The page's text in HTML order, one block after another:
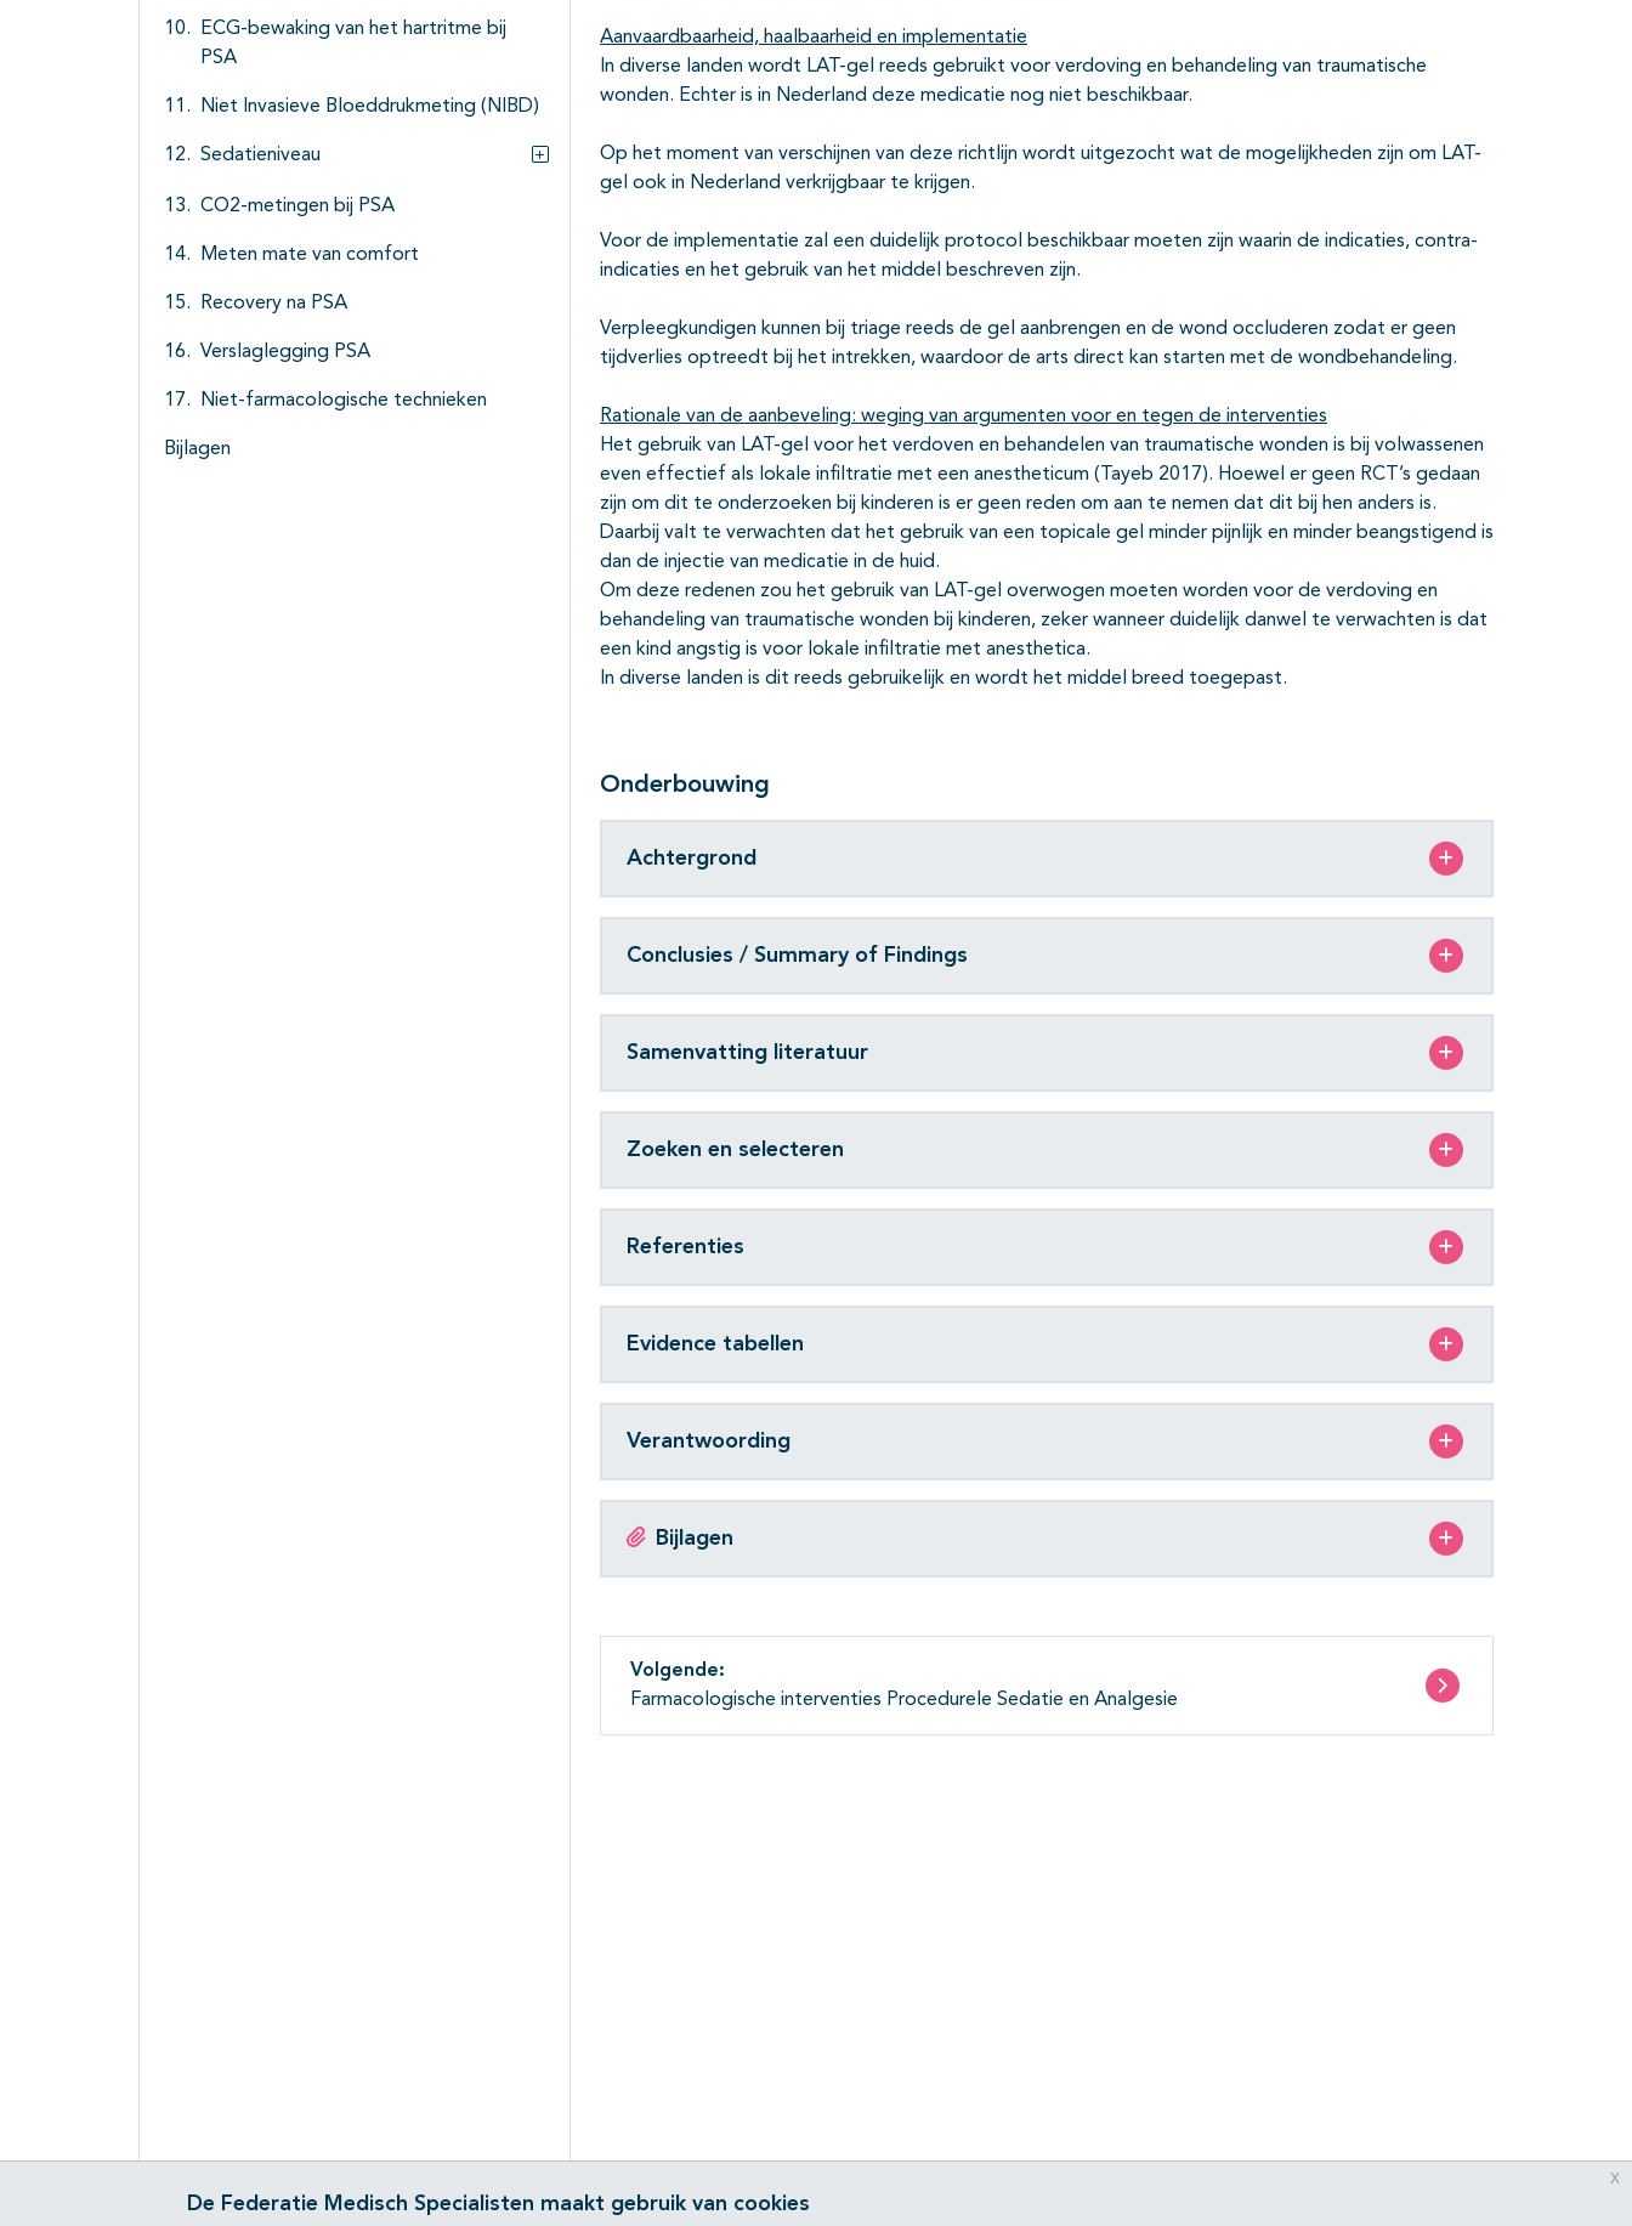
ECG-bewaking van het hartritme bij
PSA
Niet Invasieve Bloeddrukmeting (NIBD)
Sedatieniveau
Subpagina's open- en dichtklappen
CO2-metingen bij PSA
Meten mate van comfort
Recovery na PSA
Verslaglegging PSA
Niet-farmacologische technieken
Bijlagen
Aanvaardbaarheid, haalbaarheid en implementatie
In diverse landen wordt LAT-gel reeds gebruikt voor verdoving en behandeling van traumatische
wonden. Echter is in Nederland deze medicatie nog niet beschikbaar.
Op het moment van verschijnen van deze richtlijn wordt uitgezocht wat de mogelijkheden zijn om LAT-
gel ook in Nederland verkrijgbaar te krijgen.
Voor de implementatie zal een duidelijk protocol beschikbaar moeten zijn waarin de indicaties, contra-
indicaties en het gebruik van het middel beschreven zijn.
Verpleegkundigen kunnen bij triage reeds de gel aanbrengen en de wond occluderen zodat er geen
tijdverlies optreedt bij het intrekken, waardoor de arts direct kan starten met de wondbehandeling.
Rationale van de aanbeveling: weging van argumenten voor en tegen de interventies
Het gebruik van LAT-gel voor het verdoven en behandelen van traumatische wonden is bij volwassenen
even effectief als lokale infiltratie met een anestheticum (Tayeb 2017). Hoewel er geen RCT’s gedaan
zijn om dit te onderzoeken bij kinderen is er geen reden om aan te nemen dat dit bij hen anders is.
Daarbij valt te verwachten dat het gebruik van een topicale gel minder pijnlijk en minder beangstigend is
dan de injectie van medicatie in de huid.
Om deze redenen zou het gebruik van LAT-gel overwogen moeten worden voor de verdoving en
behandeling van traumatische wonden bij kinderen, zeker wanneer duidelijk danwel te verwachten is dat
een kind angstig is voor lokale infiltratie met anesthetica.
In diverse landen is dit reeds gebruikelijk en wordt het middel breed toegepast.
Onderbouwing
Achtergrond
Conclusies / Summary of Findings
Samenvatting literatuur
Zoeken en selecteren
Referenties
Evidence tabellen
Verantwoording
Bijlagen
Volgende:
Farmacologische interventies Procedurele Sedatie en Analgesie
De Federatie Medisch Specialisten maakt gebruik van cookies
x